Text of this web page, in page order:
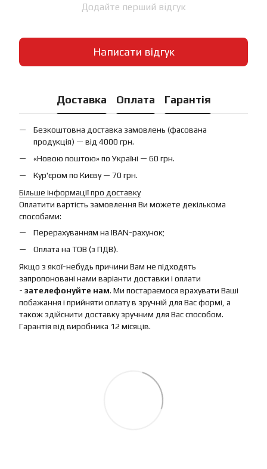
Додайте перший відгук
Написати відгук
Доставка Оплата Гарантія
Безкоштовна доставка замовлень (фасована
продукція) — від 4000 грн.
«Новою поштою» по Україні — 60 грн.
Кур'єром по Києву — 70 грн.
Більше інформації про доставку
Оплатити вартість замовлення Ви можете декількома
способами:
Перерахуванням на IBAN-рахунок;
Оплата на ТОВ (з ПДВ).
Якщо з якої-небудь причини Вам не підходять
запропоновані нами варіанти доставки і оплати
- зателефонуйте нам. Ми постараємося врахувати Ваші
побажання і прийняти оплату в зручній для Вас формі, а
також здійснити доставку зручним для Вас способом.
Гарантія від виробника 12 місяців.